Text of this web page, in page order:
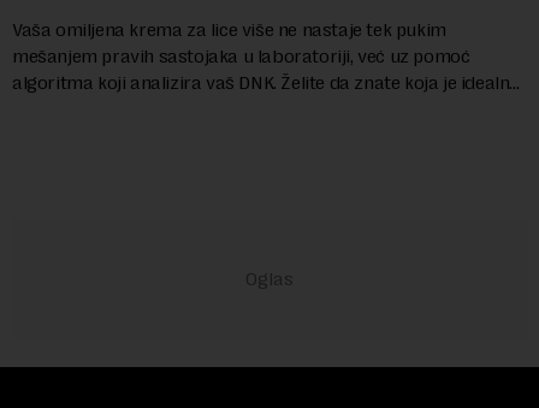
Vaša omiljena krema za lice više ne nastaje tek pukim
mešanjem pravih sastojaka u laboratoriji, već uz pomoć
algoritma koji analizira vaš DNK. Želite da znate koja je idealna